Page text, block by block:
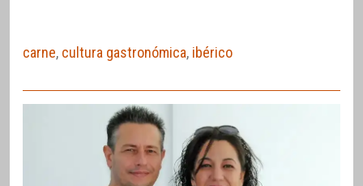
carne, cultura gastronómica, ibérico